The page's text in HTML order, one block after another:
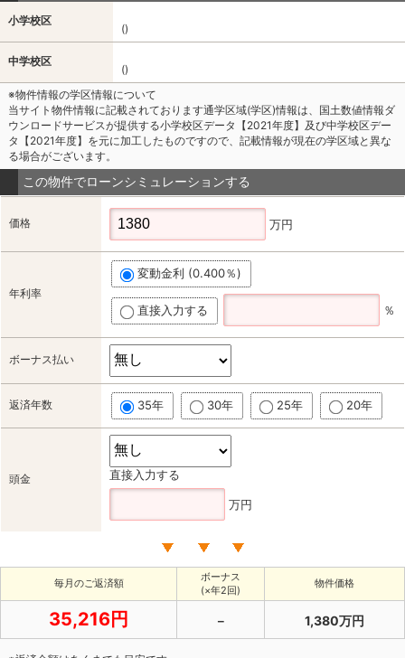
小学校区
()
中学校区
()
※物件情報の学区情報について
当サイト物件情報に記載されております通学区域(学区)情報は、国土数値情報ダ
ウンロードサービスが提供する小学校区データ【2021年度】及び中学校区デー
タ【2021年度】を元に加工したものですので、記載情報が現在の学区域と異な
る場合がございます。
この物件でローンシミュレーションする
価格 万円
年利率
変動金利 (0.400％)
直接入力する ％
ボーナス払い
返済年数 35年 30年 25年 20年
頭金 直接入力する
万円
毎月のご返済額
ボーナス
(×年2回)
物件価格
35,216円 － 1,380万円